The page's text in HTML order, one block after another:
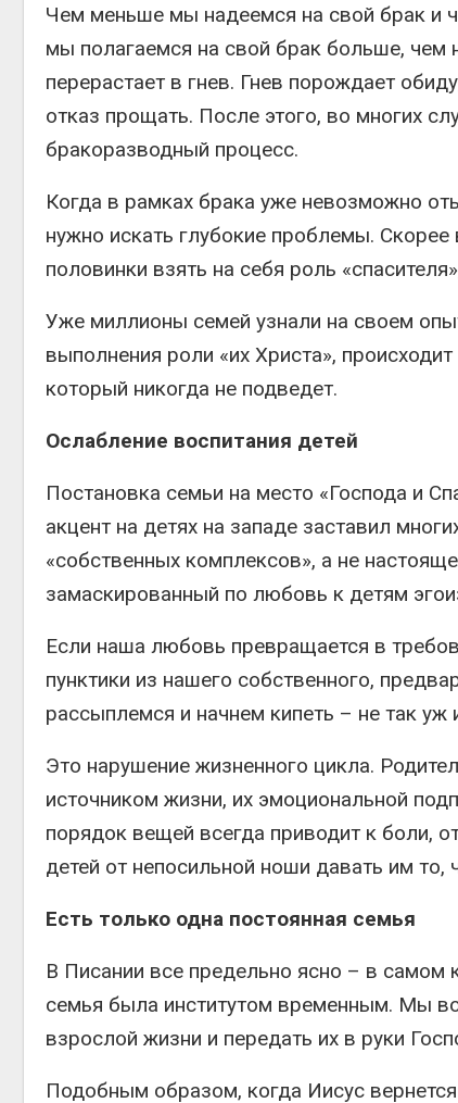
Чем меньше мы надеемся на свой брак и
мы полагаемся на свой брак больше, чем
перерастает в гнев. Гнев порождает
отказ прощать. После этого, во многих
бракоразводный процесс.
Когда в рамках брака уже невозможно
нужно искать глубокие проблемы. Скорее
половинки взять на себя роль
Уже миллионы семей узнали на своем
выполнения роли «их Христа»,
который никогда не подведет.
Ослабление воспитания детей
Постановка семьи на место «Господа и
акцент на детях на западе заставил
«собственных комплексов», а не
замаскированный по любовь к детям
Если наша любовь превращается в
пунктики из нашего собственного,
рассыплемся и начнем кипеть – не так уж
Это нарушение жизненного цикла.
источником жизни, их эмоциональной
порядок вещей всегда приводит к боли,
детей от непосильной ноши давать им то,
Есть только одна постоянная семья
В Писании все предельно ясно – в самом
семья была институтом временным. Мы
взрослой жизни и передать их в руки
Подобным образом, когда Иисус